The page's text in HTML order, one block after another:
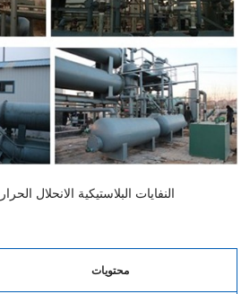
النفايات البلاستيكية الانحلال
محتويات